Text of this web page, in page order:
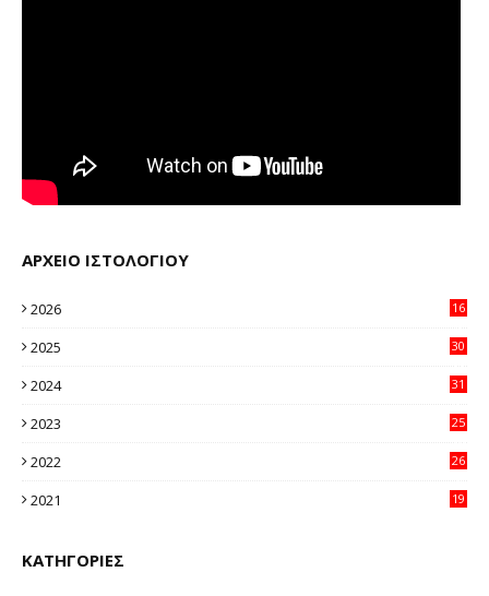
ΑΡΧΕΙΟ ΙΣΤΟΛΟΓΙΟΥ
2026
16
2025
30
2024
31
2023
25
2022
26
2021
19
ΚΑΤΗΓΟΡΙΕΣ